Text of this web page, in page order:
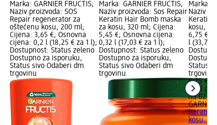
Marka: GARNIER FRUCTIS;
Naziv proizvoda: SOS
Repair regenerator za
oštećenu kosu, 200 ml;
Cijena: 3,65 €; Osnovna
cijena: 0,2 l (18,25 € za 1 l);
Dostupnost: Status zeleno
Dostupno za isporuku,
Status sivo Odaberi dm
trgovinu
Marka: GARNIER FRUCTIS;
Naziv proizvoda: Sos Repair
Keratin Hair Bomb maska
za kosu, 320 ml; Cijena:
5,45 €; Osnovna cijena:
0,32 l (17,03 € za 1 l);
Dostupnost: Status zeleno
Dostupno za isporuku,
Status sivo Odaberi dm
trgovinu
Marka:
Naziv
Keratin
kosu,
6,75 €;
l (33,75
Status
trgovinu
6,75 €
0,2 l
na
Keratin
kosu,